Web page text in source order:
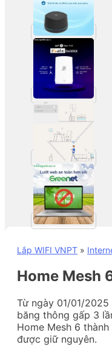
Lắp WIFI VNPT »
Home Mesh
Từ ngày 01/01/
băng thông gấp 3
Home Mesh 6 thành
được giữ nguyên.